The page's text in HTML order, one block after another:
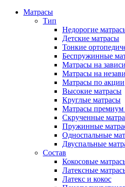
Матрасы
Тип
Недорогие
Детские матрасы
Тонкие
Беспружинные
Матрасы на
Матрасы на
Матрасы по акции
Высокие матрасы
Круглые матрасы
Матрасы премиум
Скрученные
Пружинные
Односпальные
Двуспальные
Состав
Кокосовые
Латексные
Латекс и кокос